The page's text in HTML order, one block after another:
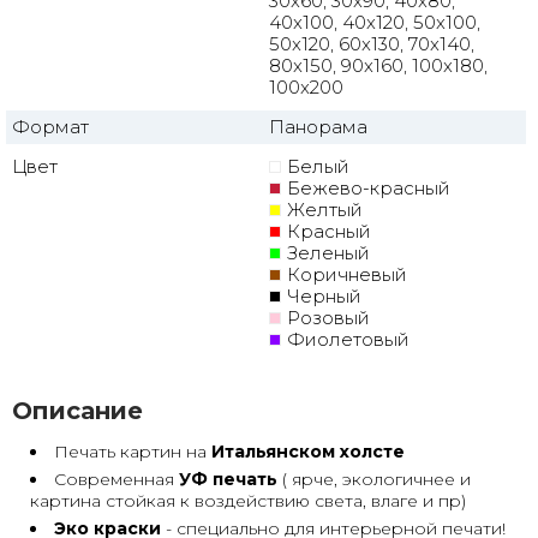
40x100, 40x120, 50x100,
50x120, 60x130, 70x140,
80x150, 90x160, 100x180,
100x200
Формат
Панорама
Цвет
Белый
Бежево-красный
Желтый
Красный
Зеленый
Коричневый
Черный
Розовый
Фиолетовый
Описание
Печать картин на Итальянском холсте
Современная УФ печать ( ярче, экологичнее и
картина стойкая к воздействию света, влаге и пр)
Эко краски - специально для интерьерной печати!